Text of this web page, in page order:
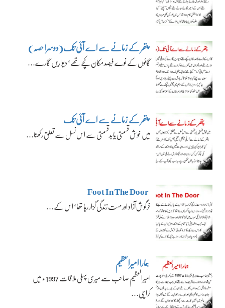
پتھر کے زمانے سے اے آئی تک(دوسرا حصہ)
گائوں کے نوے فیصد مکان کچے تھے‘ دیواریں گارے…
پتھر کے زمانے سے اے آئی تک
میں خوش قسمتی یا بدقسمتی سے اس نسل سے تعلق رکھتا…
Foot In The Door
خرگوش آزاد اور مست زندگی گزار رہا تھا‘ اس کے…
ہمارا امیرالعظیم
امیرالعظیم صاحب سے میری پہلی ملاقات 1997ء میں
کراچی…